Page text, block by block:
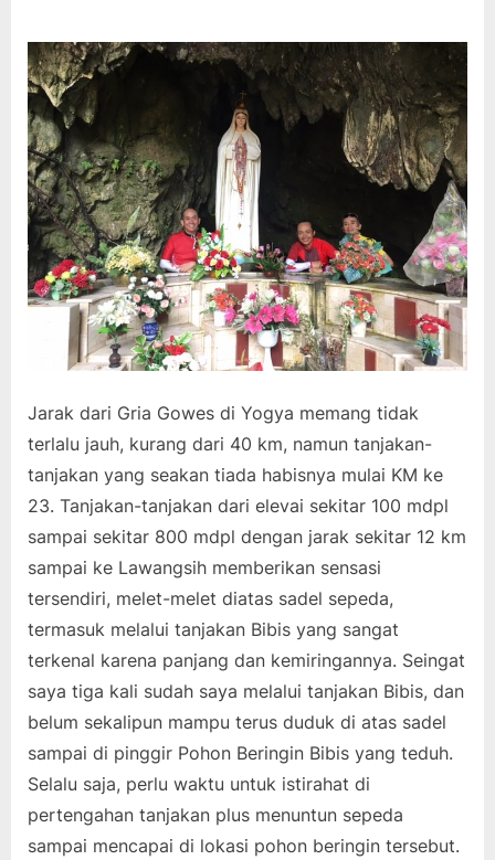
Jarak dari Gria Gowes di Yogya memang tidak
terlalu jauh, kurang dari 40 km, namun tanjakan-
tanjakan yang seakan tiada habisnya mulai KM ke
23. Tanjakan-tanjakan dari elevai sekitar 100 mdpl
sampai sekitar 800 mdpl dengan jarak sekitar 12 km
sampai ke Lawangsih memberikan sensasi
tersendiri, melet-melet diatas sadel sepeda,
termasuk melalui tanjakan Bibis yang sangat
terkenal karena panjang dan kemiringannya. Seingat
saya tiga kali sudah saya melalui tanjakan Bibis, dan
belum sekalipun mampu terus duduk di atas sadel
sampai di pinggir Pohon Beringin Bibis yang teduh.
Selalu saja, perlu waktu untuk istirahat di
pertengahan tanjakan plus menuntun sepeda
sampai mencapai di lokasi pohon beringin tersebut.